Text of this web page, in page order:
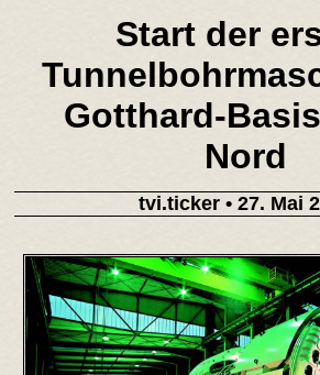
Start der
Gotthard-
Nord
tvi.ticker • 27. Mai